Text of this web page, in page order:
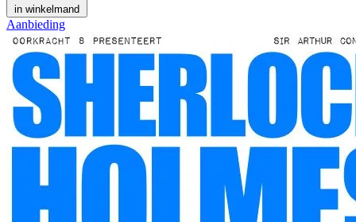
in winkelmand
Aanbieding